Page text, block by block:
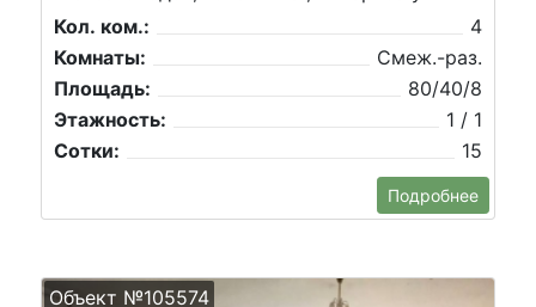
Кол. ком.:
4
Комнаты:
Смеж.-раз.
Площадь:
80/40/8
Этажность:
1 / 1
Сотки:
15
Подробнее
Объект №105574